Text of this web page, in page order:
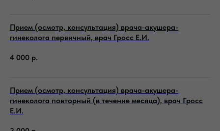
Прием (осмотр, консультация) врача-акушера-
гинеколога первичный, врач Гросс Е.И.
4 000 р.
Прием (осмотр, консультация) врача-акушера-
гинеколога повторный (в течение месяца), врач Гросс
Е.И.